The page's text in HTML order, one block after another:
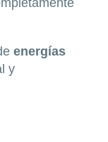
energías
y